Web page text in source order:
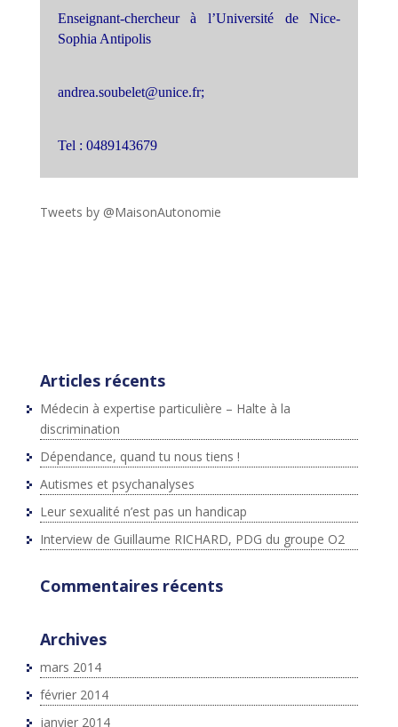
Enseignant-chercheur à l’Université de Nice-
Sophia Antipolis
andrea.soubelet@unice.fr;
Tel : 0489143679
Tweets by @MaisonAutonomie
Articles récents
Médecin à expertise particulière – Halte à la
discrimination
Dépendance, quand tu nous tiens !
Autismes et psychanalyses
Leur sexualité n’est pas un handicap
Interview de Guillaume RICHARD, PDG du groupe O2
Commentaires récents
Archives
mars 2014
février 2014
janvier 2014